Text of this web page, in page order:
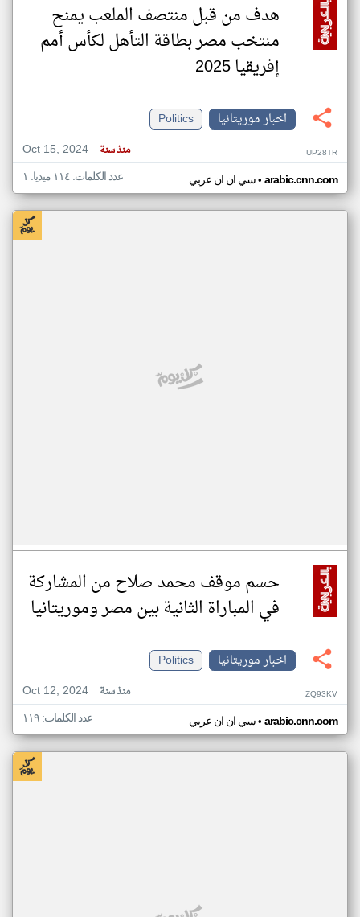
هدف من قبل منتصف الملعب يمنح
منتخب مصر بطاقة التأهل لكأس أمم
إفريقيا 2025
اخبار موريتانيا
Politics
Oct 15, 2024
منذ سنة UP28TR
سي ان ان عربي• arabic.cnn.com عدد الكلمات: ١١٤ ميديا: ١
حسم موقف محمد صلاح من المشاركة
في المباراة الثانية بين مصر وموريتانيا
اخبار موريتانيا
Politics
Oct 12, 2024
منذ سنة ZQ93KV
سي ان ان عربي• arabic.cnn.com عدد الكلمات: ١١٩